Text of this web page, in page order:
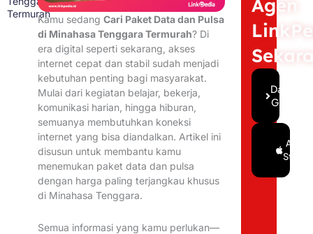
TermurahKamu sedangCari Paket Data dan Pulsa
di Minahasa Tenggara Termurah? Di
era digital seperti sekarang, akses
internet cepat dan stabil sudah menjadi
kebutuhan penting bagi masyarakat.
Mulai dari kegiatan belajar, bekerja,
komunikasi harian, hingga hiburan,
semuanya membutuhkan koneksi
internet yang bisa diandalkan. Artikel ini
disusun untuk membantu kamu
menemukan paket data dan pulsa
dengan harga paling terjangkau khusus
di Minahasa Tenggara.
Semua informasi yang kamu perlukan—
Agen
Daftar
Gratis
Google
Play
App
Store